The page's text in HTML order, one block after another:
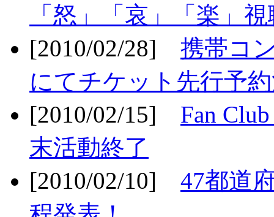
「怒」「哀」「楽」
[2010/02/28] 携帯コ
にてチケット先行予
[2010/02/15] Fan
末活動終了
[2010/02/10] 47都道